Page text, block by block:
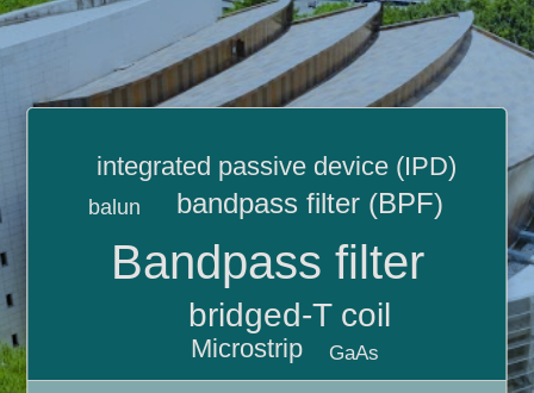
Bandpass filter
bridged-T coil
bandpass filter (BPF)
integrated passive device (IPD)
Microstrip
balun
GaAs